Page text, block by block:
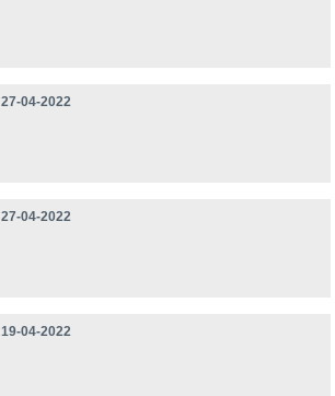
27-04-2022
27-04-2022
19-04-2022